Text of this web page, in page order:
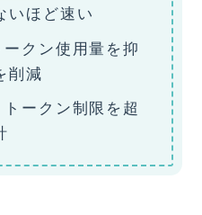
いほど速い
クン使用量を抑
削減
ークン制限を超